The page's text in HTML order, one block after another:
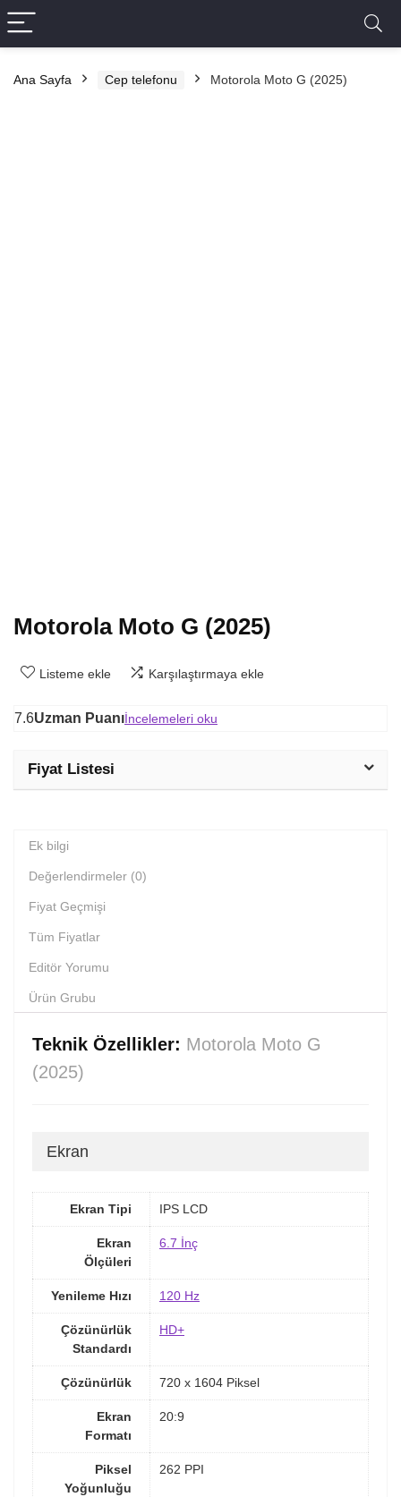
Ana Sayfa Cep telefonu Motorola Moto G (2025)
Motorola Moto G (2025)
Listeme ekle Karşılaştırmaya ekle
7.6Uzman Puanıİncelemeleri oku
Fiyat Listesi
Ek bilgi
Değerlendirmeler (0)
Fiyat Geçmişi
Tüm Fiyatlar
Editör Yorumu
Ürün Grubu
Teknik Özellikler: Motorola Moto G
(2025)
Ekran
Ekran Tipi IPS LCD
Ekran
Ölçüleri
6.7 İnç
Yenileme Hızı 120 Hz
Çözünürlük
Standardı
HD+
Çözünürlük 720 x 1604 Piksel
Ekran
Formatı
20:9
Piksel
Yoğunluğu
262 PPI